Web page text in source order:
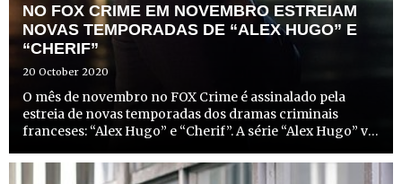
NO FOX CRIME EM NOVEMBRO ESTREIAM
NOVAS TEMPORADAS DE “ALEX HUGO” E
“CHERIF”
20 October 2020
O mês de novembro no FOX Crime é assinalado pela
estreia de novas temporadas dos dramas criminais
franceses: “Alex Hugo” e “Cherif”. A série “Alex Hugo” vai
dias 2 e 23, respetivamente, às 22h00. Por outro lado, a